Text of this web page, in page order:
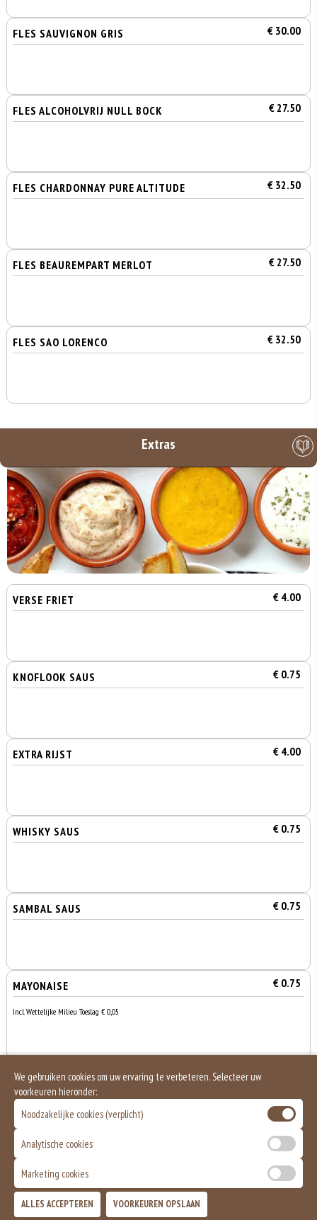
FLES SAUVIGNON GRIS € 30.00
FLES ALCOHOLVRIJ NULL BOCK € 27.50
FLES CHARDONNAY PURE ALTITUDE € 32.50
FLES BEAUREMPART MERLOT € 27.50
FLES SAO LORENCO € 32.50
Extras
VERSE FRIET € 4.00
KNOFLOOK SAUS € 0.75
EXTRA RIJST € 4.00
WHISKY SAUS € 0.75
SAMBAL SAUS € 0.75
MAYONAISE € 0.75
Incl. Wettelijke Milieu Toeslag € 0,05
PITTA BROODJE
€ 0,00
We gebruiken cookies om uw ervaring te verbeteren. Selecteer uw
voorkeuren hieronder:
Noodzakelijke cookies (verplicht)
Analytische cookies
Marketing cookies
ALLES ACCEPTEREN VOORKEUREN OPSLAAN